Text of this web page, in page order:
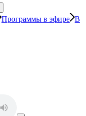
Программы в эфире В